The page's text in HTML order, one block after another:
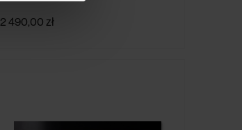
2 490,00 zł